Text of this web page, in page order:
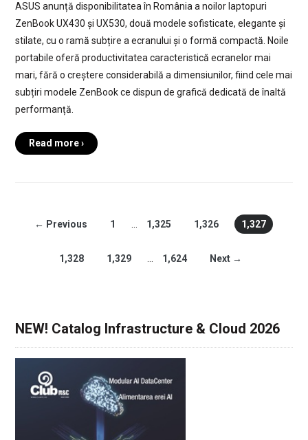
ASUS anunță disponibilitatea în România a noilor laptopuri
ZenBook UX430 și UX530, două modele sofisticate, elegante și
stilate, cu o ramă subțire a ecranului și o formă compactă. Noile
portabile oferă productivitatea caracteristică ecranelor mai
mari, fără o creștere considerabilă a dimensiunilor, fiind cele mai
subțiri modele ZenBook ce dispun de grafică dedicată de înaltă
performanță.
Read more ›
← Previous 1 … 1,325 1,326 1,327
1,328 1,329 … 1,624 Next →
NEW! Catalog Infrastructure & Cloud 2026